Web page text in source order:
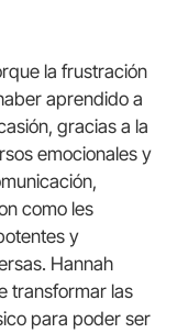
la frustración
aprendido a
gracias a la
emocionales y
como les
y
Hannah
transformar las
para poder ser